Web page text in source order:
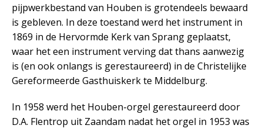
pijpwerkbestand van Houben is grotendeels bewaard
is gebleven. In deze toestand werd het instrument in
1869 in de Hervormde Kerk van Sprang geplaatst,
waar het een instrument verving dat thans aanwezig
is (en ook onlangs is gerestaureerd) in de Christelijke
Gereformeerde Gasthuiskerk te Middelburg.
In 1958 werd het Houben-orgel gerestaureerd door
D.A. Flentrop uit Zaandam nadat het orgel in 1953 was